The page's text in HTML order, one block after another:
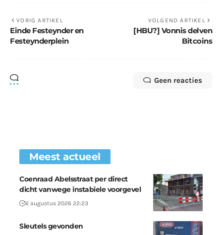
VORIG ARTIKEL
Einde Festeynder en
Festeynderplein
VOLGEND ARTIKEL
[HBU?] Vonnis delven
Bitcoins
Geen reacties
Meest actueel
Coenraad Abelsstraat per direct
dicht vanwege instabiele voorgevel
6 augustus 2026 22:23
Sleutels gevonden